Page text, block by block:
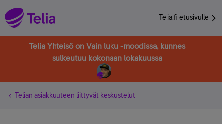
Telia.fi etusivulle
Telia Yhteisö on Vain luku -moodissa, kunnes
sulkeutuu kokonaan lokakuussa
Telian asiakkuuteen liittyvät keskustelut